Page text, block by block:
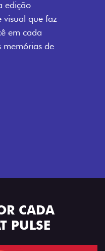
lateral LollaBR e a
exclusividade,
o teto bicolor e as
preto brilhante
CADA
PULSE